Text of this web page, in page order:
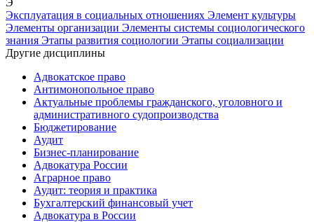
Эксплуатация в социальных отношениях Элемент культуры
Элементы организации Элементы системы социологического
знания Этапы развития социологии Этапы социализации
Другие дисциплины
Адвокатское право
Антимонопольное право
Актуальные проблемы гражданского, уголовного и
административного судопроизводства
Бюджетирование
Аудит
Бизнес-планирование
Адвокатура России
Аграрное право
Аудит: теория и практика
Бухгалтерский финансовый учет
Адвокатура в России